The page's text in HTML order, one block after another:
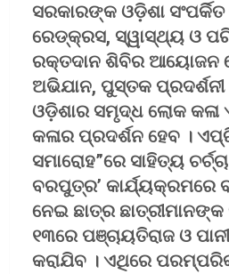
ସରକାରଙ୍କ ଓଡ଼ିଶା
ରେଡ୍‌କ୍ରସ, ସ୍ୱାସ୍ଥ୍ୟ ଓ
ରକ୍ତଦାନ ଶିବିର ଆୟୋଜନ
ଅଭିଯାନ, ପୁସ୍ତକ
ଓଡ଼ିଶାର ସମୃଦ୍ଧ ଲୋକ କଳା
କଳାର ପ୍ରଦର୍ଶନ ହେବ ।
ସମାରୋହ”ରେ ସାହିତ୍ୟ
ବରପୁତ୍ର’ କାର୍ଯ୍ୟକ୍ରମରେ
ନେଇ ଛାତ୍ର
୧୩ରେ ପଞ୍ଚାୟତିରାଜ ଓ
କରାଯିବ । ଏଥିରେ